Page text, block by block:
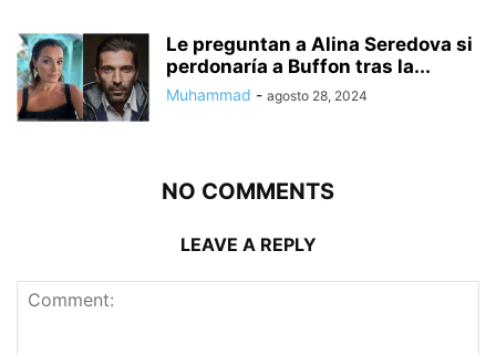
Le preguntan a Alina Seredova si
perdonaría a Buffon tras la...
Muhammad - agosto 28, 2024
NO COMMENTS
LEAVE A REPLY